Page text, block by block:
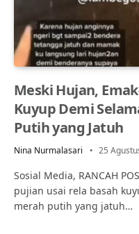
Meski Hujan,
Kuyup Demi
Putih yang Jatuh
Nina Nurmalasari 25
Sosial Media, RANCAH
pujian usai rela basah
merah putih yang jatuh…